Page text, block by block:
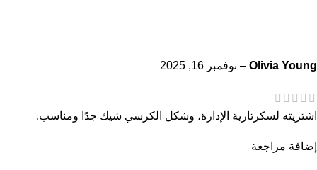
Olivia Young
– نوفمبر 16, 2025
اشتريته لسكرتارية الإدارة، وشكل الكرسي شيك جدًا ومناسب.
إضافة مراجعة